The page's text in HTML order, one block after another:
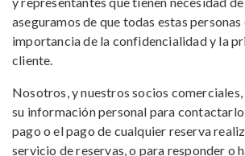
aseguramos de que todas estas
importancia de la confidencialidad y la
cliente.
Nosotros, y nuestros socios
su información personal para
pago o el pago de cualquier reserva
servicio de reservas, o para responder o